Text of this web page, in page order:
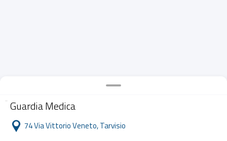
Guardia Medica
74 Via Vittorio Veneto, Tarvisio